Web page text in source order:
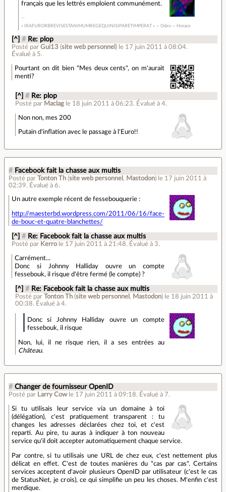
français que les lettrés emploient communément.
« IRAFURORBREVISESTANIMUMREGEQUINISIPARETIMPERAT » — Odes — Horace
[^] # Re: plop
Posté parGui13 (site web personnel ) le 17 juin 2011 à 08:04.
Évalué à 5.
Pourtant on dit bien "Mes deux cents", on m'aurait
menti?
[^] # Re: plop
Posté par Maclag le 18 juin 2011 à 06:23. Évalué à 4.
Non non, mes 200
Putain d'inflation avec le passage à l'Euro!!
# Facebook fait la chasse aux multis
Posté par Tonton Th (site web personnel , Mastodon) le 17 juin 2011 à
02:39. Évalué à 6.
Un autre exemple récent de fessebouquerie :
http://maesterbd.wordpress.com/2011/06/16/face-
de-bouc-et-quatre-blanchettes/
[^] # Re: Facebook fait la chasse aux multis
Posté par Kerro le 17 juin 2011 à 21:48. Évalué à 3.
Carrément...
Donc si Johnny Halliday ouvre un compte
fessebouk, il risque d'être fermé (le compte) ?
[^] # Re: Facebook fait la chasse aux multis
Posté par Tonton Th(site web personnel , Mastodon) le 18 juin 2011 à
00:38. Évalué à 4.
Donc si Johnny Halliday ouvre un compte
fessebouk, il risque
Non, lui, il ne risque rien, il a ses entrées au
Château.
# Changer de fournisseur OpenID
Posté par Larry Cow le 17 juin 2011 à 09:18. Évalué à 7.
Si tu utilisais leur service via un domaine à toi
(délégation), c'est pratiquement transparent : tu
changes les adresses déclarées chez toi, et c'est
reparti. Au pire, tu auras à indiquer à ton nouveau
service qu'il doit accepter automatiquement chaque service.
Par contre, si tu utilisais une URL de chez eux, c'est nettement plus
délicat en effet. C'est de toutes manières du "cas par cas". Certains
services acceptent d'avoir plusieurs OpenID par utilisateur (c'est le cas
de StatusNet, je crois), ce qui simplifie un peu les choses. M'enfin c'est
merdique.